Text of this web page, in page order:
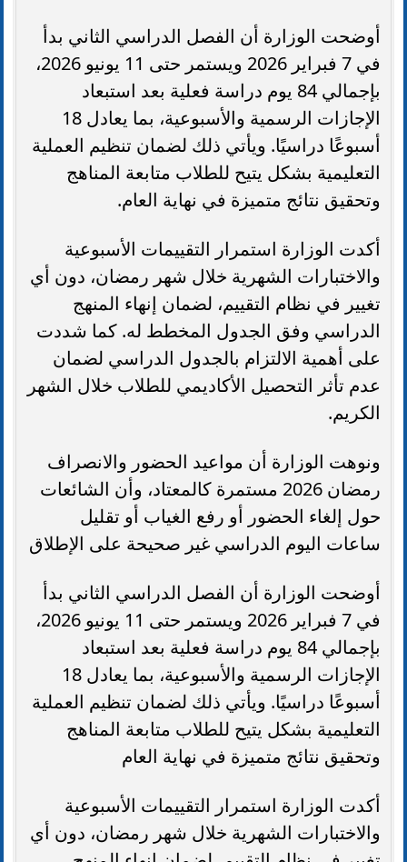
أوضحت الوزارة أن الفصل الدراسي الثاني بدأ
في 7 فبراير 2026 ويستمر حتى 11 يونيو 2026،
بإجمالي 84 يوم دراسة فعلية بعد استبعاد
الإجازات الرسمية والأسبوعية، بما يعادل 18
أسبوعًا دراسيًا. ويأتي ذلك لضمان تنظيم العملية
التعليمية بشكل يتيح للطلاب متابعة المناهج
وتحقيق نتائج متميزة في نهاية العام.
أكدت الوزارة استمرار التقييمات الأسبوعية
والاختبارات الشهرية خلال شهر رمضان، دون أي
تغيير في نظام التقييم، لضمان إنهاء المنهج
الدراسي وفق الجدول المخطط له. كما شددت
على أهمية الالتزام بالجدول الدراسي لضمان
عدم تأثر التحصيل الأكاديمي للطلاب خلال الشهر
الكريم.
ونوهت الوزارة أن مواعيد الحضور والانصراف
رمضان 2026 مستمرة كالمعتاد، وأن الشائعات
حول إلغاء الحضور أو رفع الغياب أو تقليل
ساعات اليوم الدراسي غير صحيحة على الإطلاق
أوضحت الوزارة أن الفصل الدراسي الثاني بدأ
في 7 فبراير 2026 ويستمر حتى 11 يونيو 2026،
بإجمالي 84 يوم دراسة فعلية بعد استبعاد
الإجازات الرسمية والأسبوعية، بما يعادل 18
أسبوعًا دراسيًا. ويأتي ذلك لضمان تنظيم العملية
التعليمية بشكل يتيح للطلاب متابعة المناهج
وتحقيق نتائج متميزة في نهاية العام
أكدت الوزارة استمرار التقييمات الأسبوعية
والاختبارات الشهرية خلال شهر رمضان، دون أي